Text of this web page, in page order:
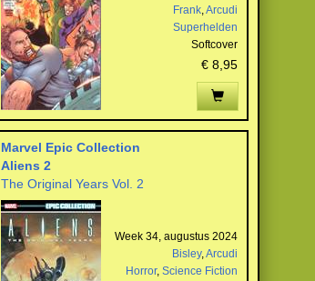
Frank,Arcudi
Superhelden
Softcover
€ 8,95
Marvel Epic Collection
Aliens 2
The Original Years Vol. 2
Week 34, augustus 2024
Bisley,Arcudi
Horror, Science Fiction